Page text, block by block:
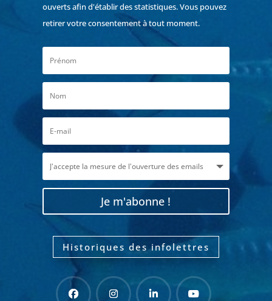
ouverts afin d'établir des statistiques. Vous pouvez
retirer votre consentement à tout moment.
Je m'abonne !
Historiques des infolettres